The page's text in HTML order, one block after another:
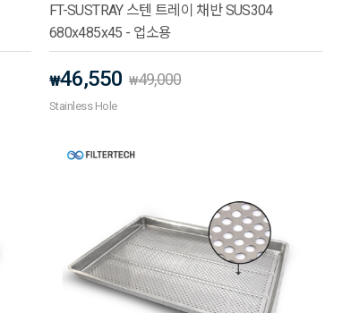
FT-SUSTRAY 스텐 트레이 채반 SUS304
680x485x45 - 업소용
₩46,550 ₩49,000
Stainless Hole